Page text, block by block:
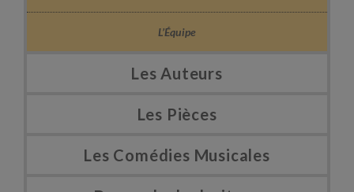
L’Équipe
Les Auteurs
Les Pièces
Les Comédies Musicales